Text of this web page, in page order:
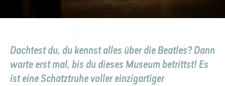
Dachtest du, du kennst alles über die Beatles? Dann
warte erst mal, bis du dieses Museum betrittst! Es
ist eine Schatztruhe voller einzigartiger